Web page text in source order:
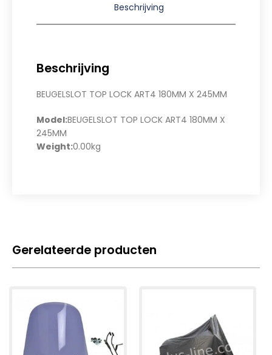
Beschrijving
Beschrijving
BEUGELSLOT TOP LOCK ART4 180MM X 245MM
Model:BEUGELSLOT TOP LOCK ART4 180MM X
245MM
Weight:0.00kg
Gerelateerde producten